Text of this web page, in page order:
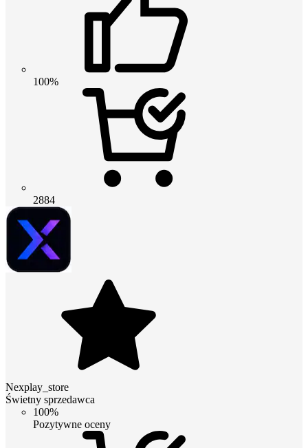
100%
2884
Nexplay_store
Świetny sprzedawca
100%
Pozytywne oceny